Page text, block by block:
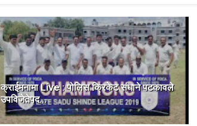
क्राईमनामा Live : पोलिस क्रिकेट संघाने पटकावले
उपविजेतेपद...